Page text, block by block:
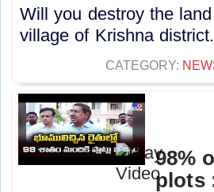
Will you destroy the
village of Krishna
CATEGORY:
98%
plots